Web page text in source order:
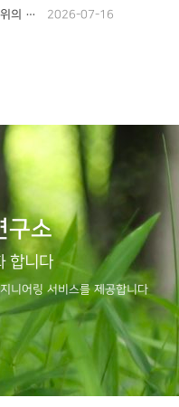
덩굴 사이, 먼저 우리를 바라본 눈 - 절벽 위의 수리부엉이
2026-07-16
구소
합니다
니어링 서비스를 제공합니다